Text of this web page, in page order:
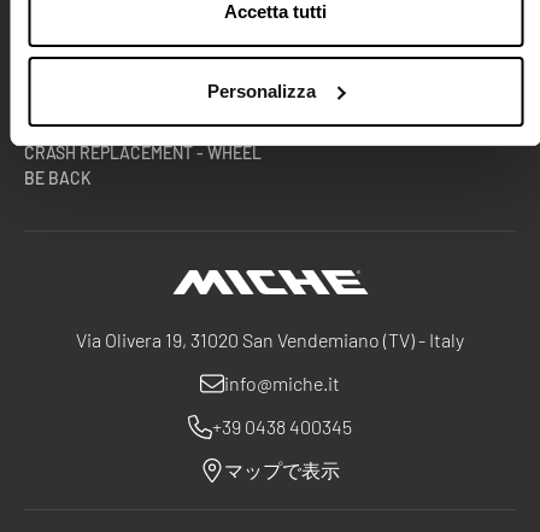
Accetta tutti
Personalizza
Via Olivera 19, 31020 San Vendemiano (TV) - Italy
info@miche.it
+39 0438 400345
マップで表示
チームとアスリート
ホイールの保証期間の延長
CRASH REPLACEMENT - WHEEL
BE BACK
ダウンロード
B2B 専用ページ